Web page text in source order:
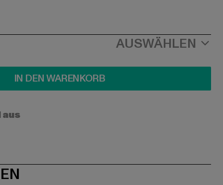
AUSWÄHLEN
IN DEN WARENKORB